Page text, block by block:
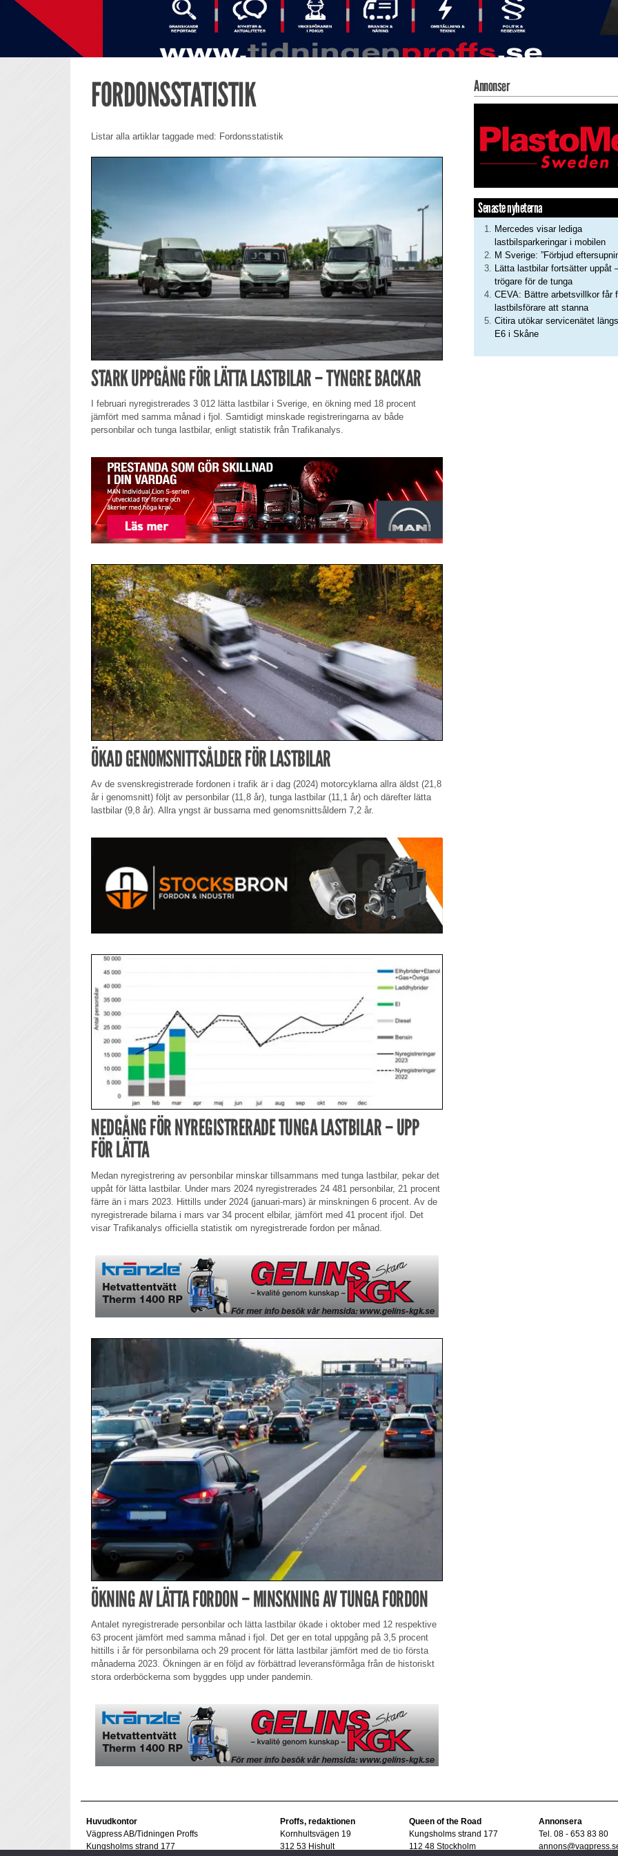
FORDONSSTATISTIK
Listar alla artiklar taggade med: Fordonsstatistik
STARK UPPGÅNG FÖR LÄTTA LASTBILAR – TYNGRE BACKAR
I februari nyregistrerades 3 012 lätta lastbilar i Sverige, en ökning med 18 procent
jämfört med samma månad i fjol. Samtidigt minskade registreringarna av både
personbilar och tunga lastbilar, enligt statistik från Trafikanalys.
ÖKAD GENOMSNITTSÅLDER FÖR LASTBILAR
Av de svenskregistrerade fordonen i trafik är i dag (2024) motorcyklarna allra äldst (21,8
år i genomsnitt) följt av personbilar (11,8 år), tunga lastbilar (11,1 år) och därefter lätta
lastbilar (9,8 år). Allra yngst är bussarna med genomsnittsåldern 7,2 år.
NEDGÅNG FÖR NYREGISTRERADE TUNGA LASTBILAR – UPP
FÖR LÄTTA
Medan nyregistrering av personbilar minskar tillsammans med tunga lastbilar, pekar det
uppåt för lätta lastbilar. Under mars 2024 nyregistrerades 24 481 personbilar, 21 procent
färre än i mars 2023. Hittills under 2024 (januari-mars) är minskningen 6 procent. Av de
nyregistrerade bilarna i mars var 34 procent elbilar, jämfört med 41 procent ifjol. Det
visar Trafikanalys officiella statistik om nyregistrerade fordon per månad.
ÖKNING AV LÄTTA FORDON – MINSKNING AV TUNGA FORDON
Antalet nyregistrerade personbilar och lätta lastbilar ökade i oktober med 12 respektive
63 procent jämfört med samma månad i fjol. Det ger en total uppgång på 3,5 procent
hittills i år för personbilarna och 29 procent för lätta lastbilar jämfört med de tio första
månaderna 2023. Ökningen är en följd av förbättrad leveransförmåga från de historiskt
stora orderböckerna som byggdes upp under pandemin.
Annonser
Senaste nyheterna
Mercedes visar lediga
lastbilsparkeringar i mobilen
M Sverige: ”Förbjud
Lätta lastbilar fortsätter uppåt
trögare för de tunga
CEVA: Bättre arbetsvillkor får
lastbilsförare att stanna
Citira utökar servicenätet längs
E6 i Skåne
Huvudkontor
Vägpress AB/Tidningen Proffs
Kungsholms strand 177
Proffs, redaktionen
Kornhultsvägen 19
312 53 Hishult
Queen of the Road
Kungsholms strand 177
112 48 Stockholm
Annonsera
Tel. 08 - 653 83 80